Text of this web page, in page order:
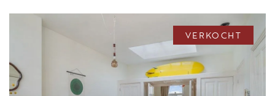
VERKOCHT